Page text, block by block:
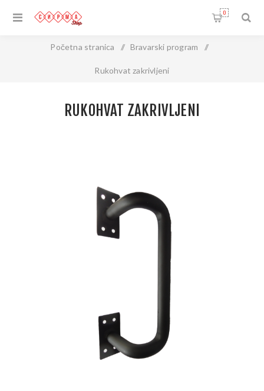
0
Početna stranica / Bravarski program /
Rukohvat zakrivljeni
RUKOHVAT ZAKRIVLJENI